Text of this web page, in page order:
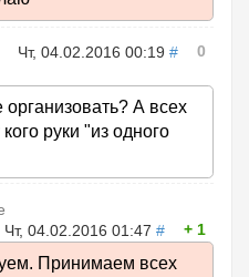
Чт, 04.02.2016 00:19 # 0
А всех
руки "из одного
Чт, 04.02.2016 01:47 # 1
Принимаем всех